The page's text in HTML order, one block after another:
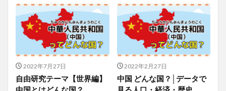
2022年7月27日
自由研究テーマ【世界編】
2022年2月27日
中国 どんな国？│データで